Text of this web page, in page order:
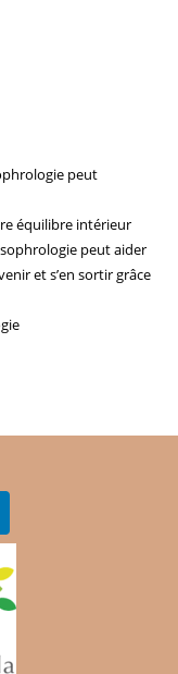
peut
équilibre intérieur
peut aider
et s’en sortir grâce